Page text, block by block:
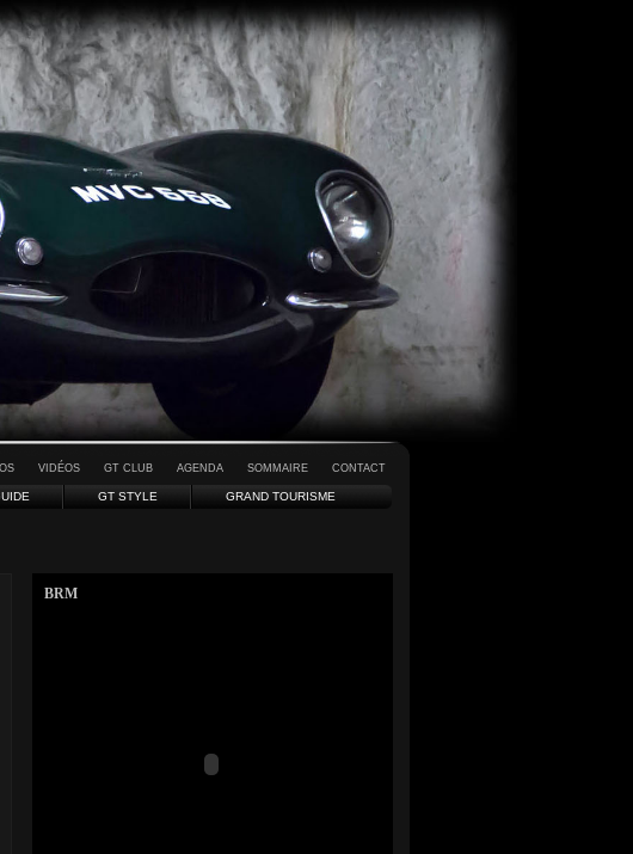
VIDÉOS GT CLUB AGENDA SOMMAIRE CONTACT
GT STYLE GRAND TOURISME
BRM